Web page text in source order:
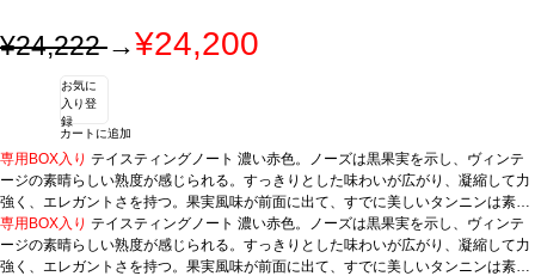
¥24,222→¥24,200
お気に
入り登
録
カートに追加
専用BOX入り テイスティングノート 濃い赤色。ノーズは黒果実を示し、ヴィンテ
ージの素晴らしい熟度が感じられる。すっきりとした味わいが広がり、凝縮して力
強く、エレガントさを持つ。果実風味が前面に出て、すでに美しいタンニンは素晴
らしく溶け込んでいる。 合う料理 濃厚な料理、肉料理、チーズ、ソースパスタ、
鉄板焼き、天ぷら、ラーメン葡萄品種メルロー50%、カベルネ・ソーヴィニヨン5
0% *本ヴィンテージが在庫切れの場合、在庫があり価格が同様の場合は自動的に次
専用BOX入り テイスティングノート 濃い赤色。ノーズは黒果実を示し、ヴィンテ
ージの素晴らしい熟度が感じられる。すっきりとした味わいが広がり、凝縮して力
強く、エレガントさを持つ。果実風味が前面に出て、すでに美しいタンニンは素晴